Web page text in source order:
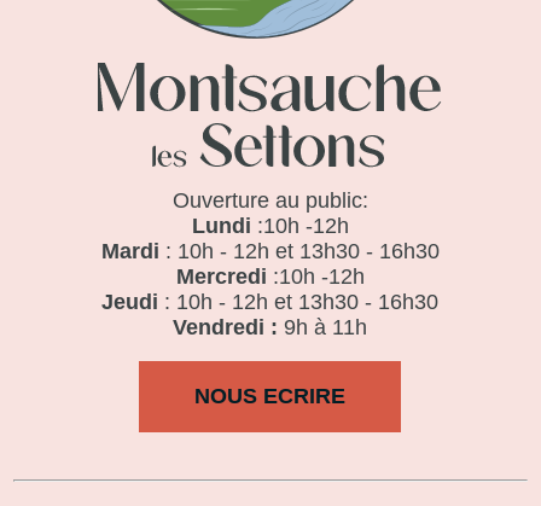
Ouverture au public:
Lundi :10h -12h
Mardi : 10h - 12h et 13h30 - 16h30
Mercredi :10h -12h
Jeudi : 10h - 12h et 13h30 - 16h30
Vendredi : 9h à 11h
NOUS ECRIRE